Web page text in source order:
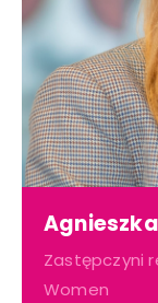
Zastępczyni
Women